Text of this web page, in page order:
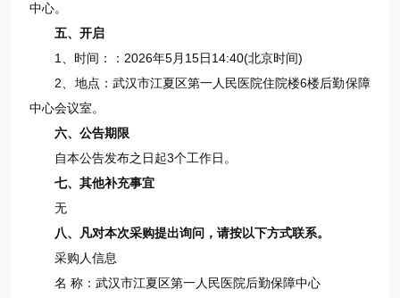
中心。
五、开启
1、时间：：2026年5月15日14:40(北京时间)
2、地点：武汉市江夏区第一人民医院住院楼6楼后勤保障
中心会议室。
六、公告期限
自本公告发布之日起3个工作日。
七、其他补充事宜
无
八、凡对本次采购提出询问，请按以下方式联系。
采购人信息
名 称：武汉市江夏区第一人民医院后勤保障中心